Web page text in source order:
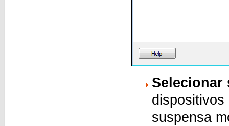
Selecionar
suspensa